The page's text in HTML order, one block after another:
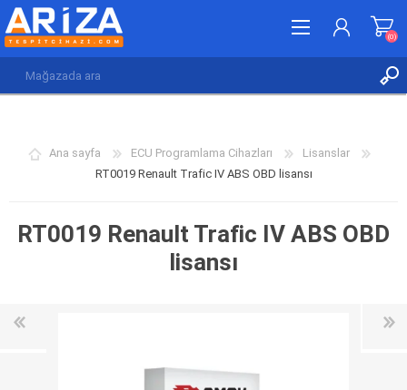
(0)
(0)
Ana sayfa ECU Programlama Cihazları
Lisanslar
RT0019 Renault Trafic IV ABS OBD lisansı
RT0019 Renault Trafic IV ABS OBD
lisansı